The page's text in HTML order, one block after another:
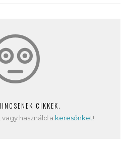
CIKKEK.
használd a keresőnket!